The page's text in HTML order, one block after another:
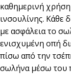
καθημερινή χρήση
ινσουλίνης. Κάθε
με ασφάλεια το
ενισχυμένη οπή
πίσω από την
σωλήνα μέσω του